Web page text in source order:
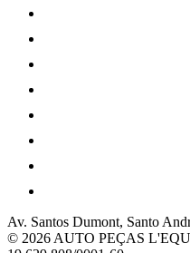
Av. Santos Dumont, Santo
© 2026 AUTO PEÇAS